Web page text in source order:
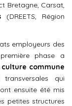
Bretagne, Carsat,
(DREETS, Région
employeurs des
phase a
culture commune
qui
ensuite été mis
petites structures